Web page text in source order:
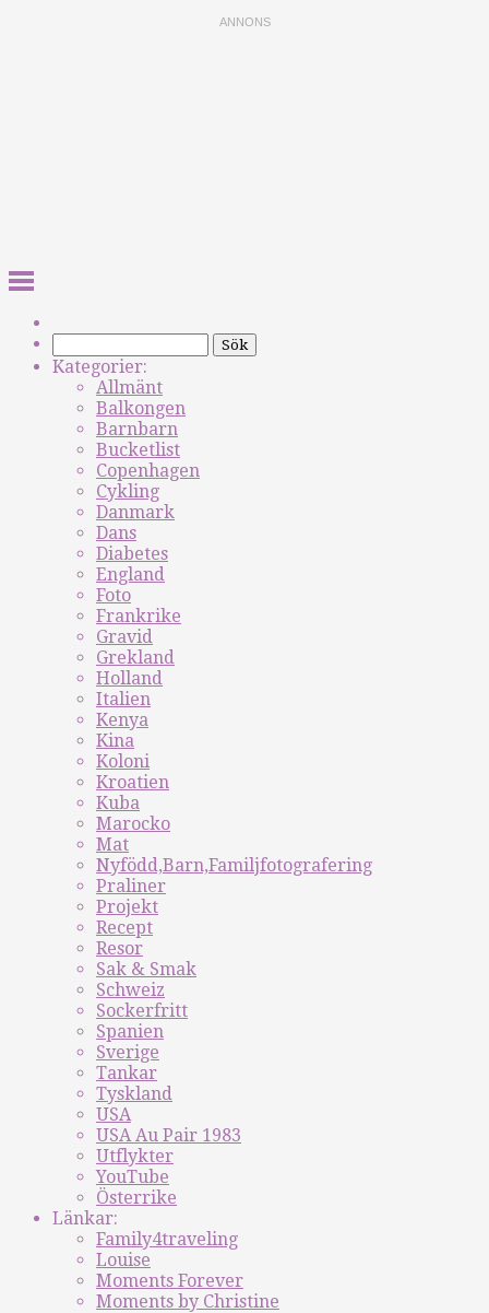
Kategorier:
Allmänt
Balkongen
Barnbarn
Bucketlist
Copenhagen
Cykling
Danmark
Dans
Diabetes
England
Foto
Frankrike
Gravid
Grekland
Holland
Italien
Kenya
Kina
Koloni
Kroatien
Kuba
Marocko
Mat
Nyfödd,Barn,Familjfotografering
Praliner
Projekt
Recept
Resor
Sak & Smak
Schweiz
Sockerfritt
Spanien
Sverige
Tankar
Tyskland
USA
USA Au Pair 1983
Utflykter
YouTube
Österrike
Länkar:
Family4traveling
Louise
Moments Forever
Moments by Christine